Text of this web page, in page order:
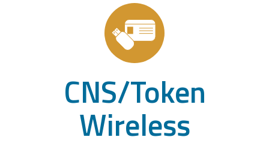
CNS/Token
Wireless